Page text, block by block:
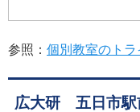
参照： 個別教室のト
広大研 五日市駅